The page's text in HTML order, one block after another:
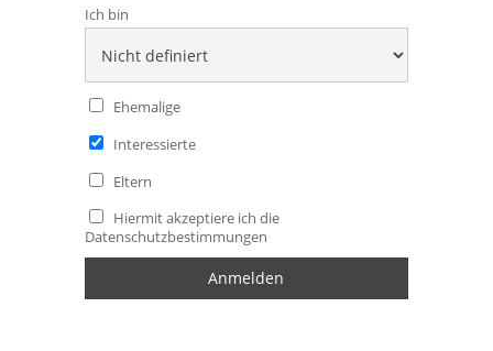
Ich bin
Ehemalige
Interessierte
Eltern
Hiermit akzeptiere ich die
Datenschutzbestimmungen